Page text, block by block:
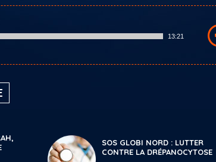
13:21
SOS GLOBI NORD : LUTTER
CONTRE LA DRÉPANOCYTOSE